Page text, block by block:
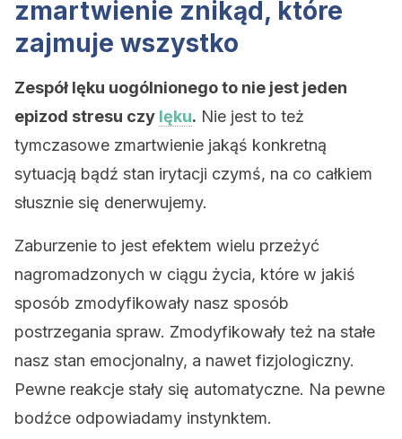
zmartwienie znikąd, które
zajmuje wszystko
Zespół lęku uogólnionego to nie jest jeden
epizod stresu czy lęku. Nie jest to też
tymczasowe zmartwienie jakąś konkretną
sytuacją bądź stan irytacji czymś, na co całkiem
słusznie się denerwujemy.
Zaburzenie to jest efektem wielu przeżyć
nagromadzonych w ciągu życia, które w jakiś
sposób zmodyfikowały nasz sposób
postrzegania spraw. Zmodyfikowały też na stałe
nasz stan emocjonalny, a nawet fizjologiczny.
Pewne reakcje stały się automatyczne. Na pewne
bodźce odpowiadamy instynktem.